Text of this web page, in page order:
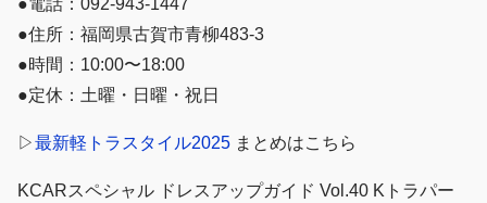
●住所：福岡県古賀市青柳483-3
●時間：10:00〜18:00
●定休：土曜・日曜・祝日
▷最新軽トラスタイル2025 まとめはこちら
KCARスペシャル ドレスアップガイド Vol.40 Kトラパー